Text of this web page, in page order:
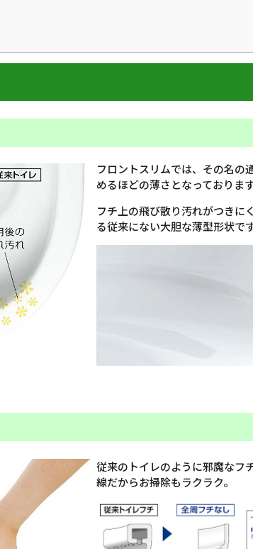
フロントスリムでは、その名の
めるほどの薄さとなっております
フチ上の飛び散り汚れがつきに
る従来にない大胆な薄型形状です
従来のトイレのように邪魔なフ
線だからお掃除もラクラク。